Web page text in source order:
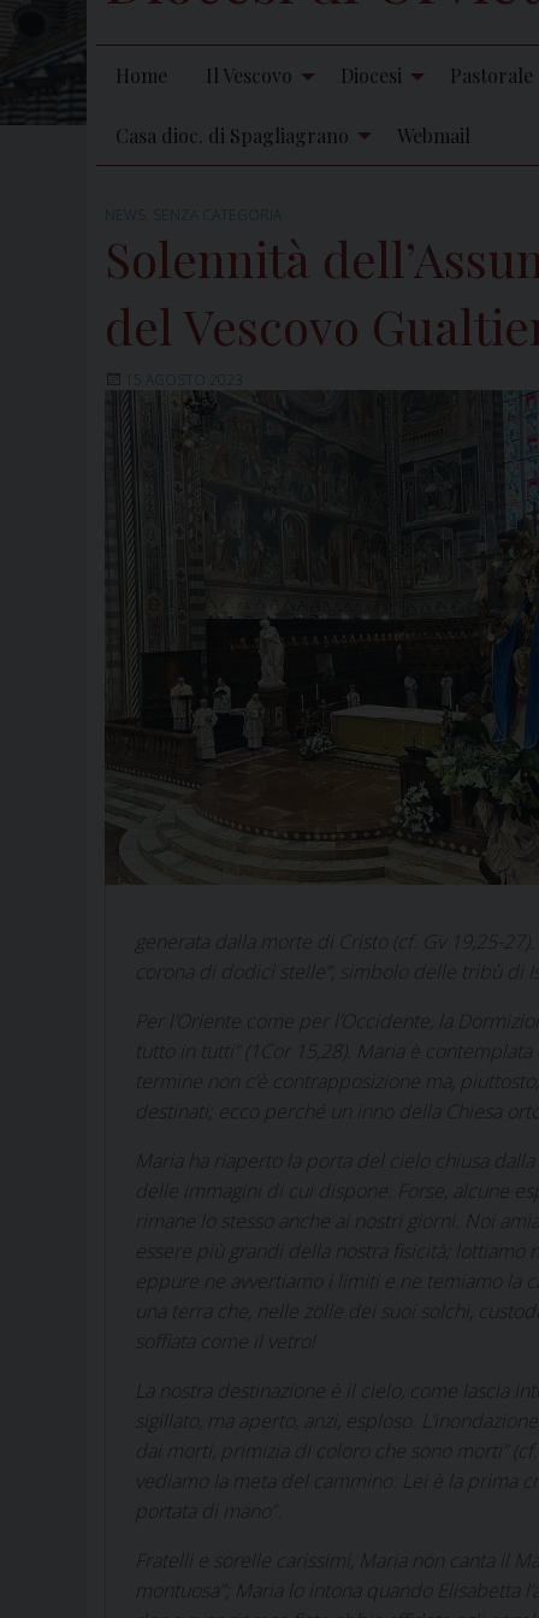
Home Il Vescovo Diocesi Pastorale
Casa dioc. di Spagliagrano Webmail
NEWS SENZA CATEGORIA
Solennità
del Vescovo
15 AGOSTO 2023
generata dalla morte di Cristo (cf.
19,25-
corona di dodici stelle”, simbolo delle tribù di
Per l’Oriente come per l’Occidente, la
tutto in tutti” (
1Cor 15,28). Maria è
termine non c’è contrapposizione ma,
destinati; ecco perché un inno della Chiesa
Maria ha riaperto la porta del cielo chiusa
delle immagini di cui dispone. Forse, alcune
rimane lo stesso anche ai nostri giorni. Noi
essere più grandi della nostra fisicità; lottiamo
eppure ne avvertiamo i limiti e ne temiamo la
una terra che, nelle zolle dei suoi solchi,
soffiata come il vetro!
La nostra destinazione è il cielo, come lascia
sigillato, ma aperto, anzi, esploso.
dai morti, primizia di coloro che sono morti” (cf.
vediamo la meta del cammino: Lei è la prima
portata di mano”.
Fratelli e sorelle carissimi, Maria non canta il
montuosa”; Maria lo intona quando Elisabetta